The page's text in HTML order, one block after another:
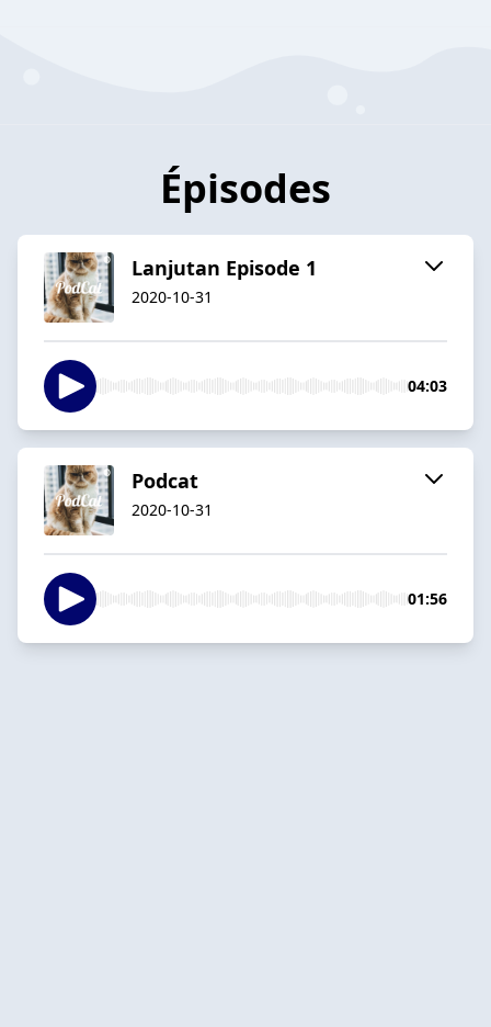
Épisodes
Lanjutan Episode 1
2020-10-31
04:03
Podcat
2020-10-31
01:56